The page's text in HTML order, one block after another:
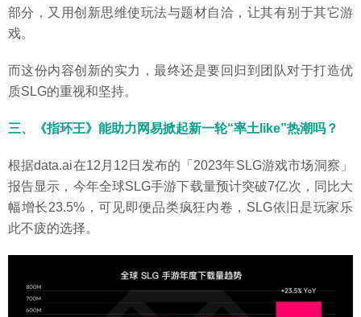
部分，又用创新思维使玩法与题材自洽，让其有别于其它游
戏。
而这份内容创新的实力，最终还是要回归到团队对于打造优
质SLG的重视和坚持。
三、《指环王》能助力网易掀起新一轮“率土like”热潮吗？
根据data.ai在12月12日发布的「2023年SLG游戏市场洞察」
报告显示，今年全球SLG手游下载量预计突破7亿次，同比大
幅增长23.5%，可见即便品类疯狂内卷，SLG依旧是玩家乐
此不疲的选择。